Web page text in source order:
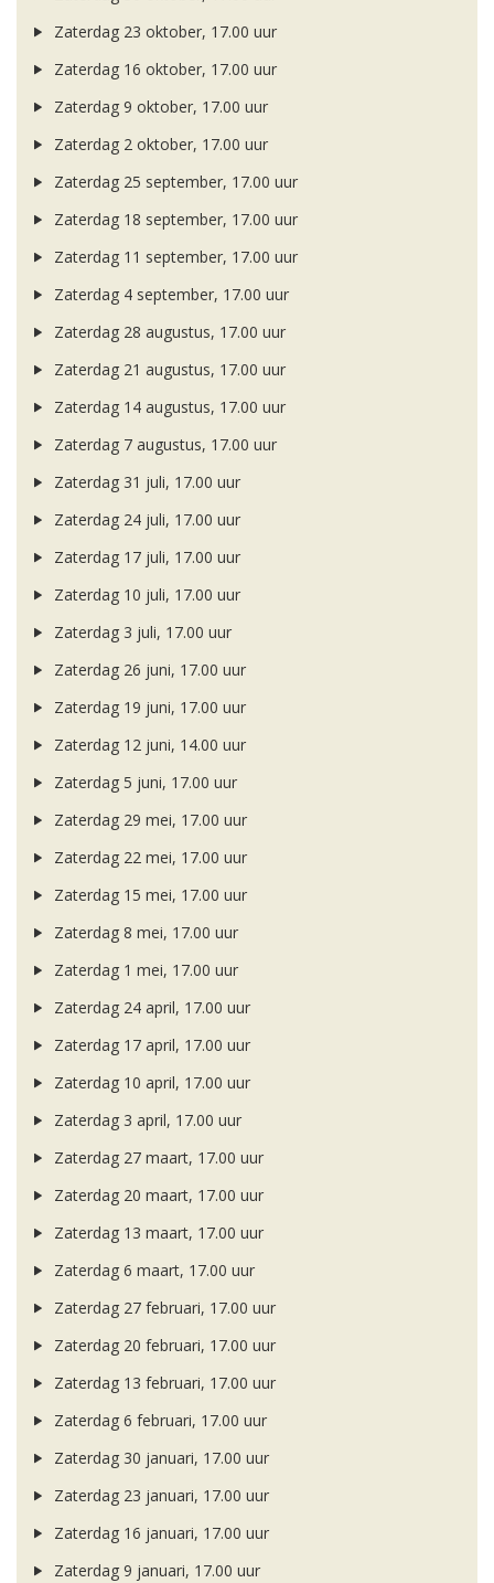
Zaterdag 23 oktober, 17.00 uur
Zaterdag 16 oktober, 17.00 uur
Zaterdag 9 oktober, 17.00 uur
Zaterdag 2 oktober, 17.00 uur
Zaterdag 25 september, 17.00 uur
Zaterdag 18 september, 17.00 uur
Zaterdag 11 september, 17.00 uur
Zaterdag 4 september, 17.00 uur
Zaterdag 28 augustus, 17.00 uur
Zaterdag 21 augustus, 17.00 uur
Zaterdag 14 augustus, 17.00 uur
Zaterdag 7 augustus, 17.00 uur
Zaterdag 31 juli, 17.00 uur
Zaterdag 24 juli, 17.00 uur
Zaterdag 17 juli, 17.00 uur
Zaterdag 10 juli, 17.00 uur
Zaterdag 3 juli, 17.00 uur
Zaterdag 26 juni, 17.00 uur
Zaterdag 19 juni, 17.00 uur
Zaterdag 12 juni, 14.00 uur
Zaterdag 5 juni, 17.00 uur
Zaterdag 29 mei, 17.00 uur
Zaterdag 22 mei, 17.00 uur
Zaterdag 15 mei, 17.00 uur
Zaterdag 8 mei, 17.00 uur
Zaterdag 1 mei, 17.00 uur
Zaterdag 24 april, 17.00 uur
Zaterdag 17 april, 17.00 uur
Zaterdag 10 april, 17.00 uur
Zaterdag 3 april, 17.00 uur
Zaterdag 27 maart, 17.00 uur
Zaterdag 20 maart, 17.00 uur
Zaterdag 13 maart, 17.00 uur
Zaterdag 6 maart, 17.00 uur
Zaterdag 27 februari, 17.00 uur
Zaterdag 20 februari, 17.00 uur
Zaterdag 13 februari, 17.00 uur
Zaterdag 6 februari, 17.00 uur
Zaterdag 30 januari, 17.00 uur
Zaterdag 23 januari, 17.00 uur
Zaterdag 16 januari, 17.00 uur
Zaterdag 9 januari, 17.00 uur